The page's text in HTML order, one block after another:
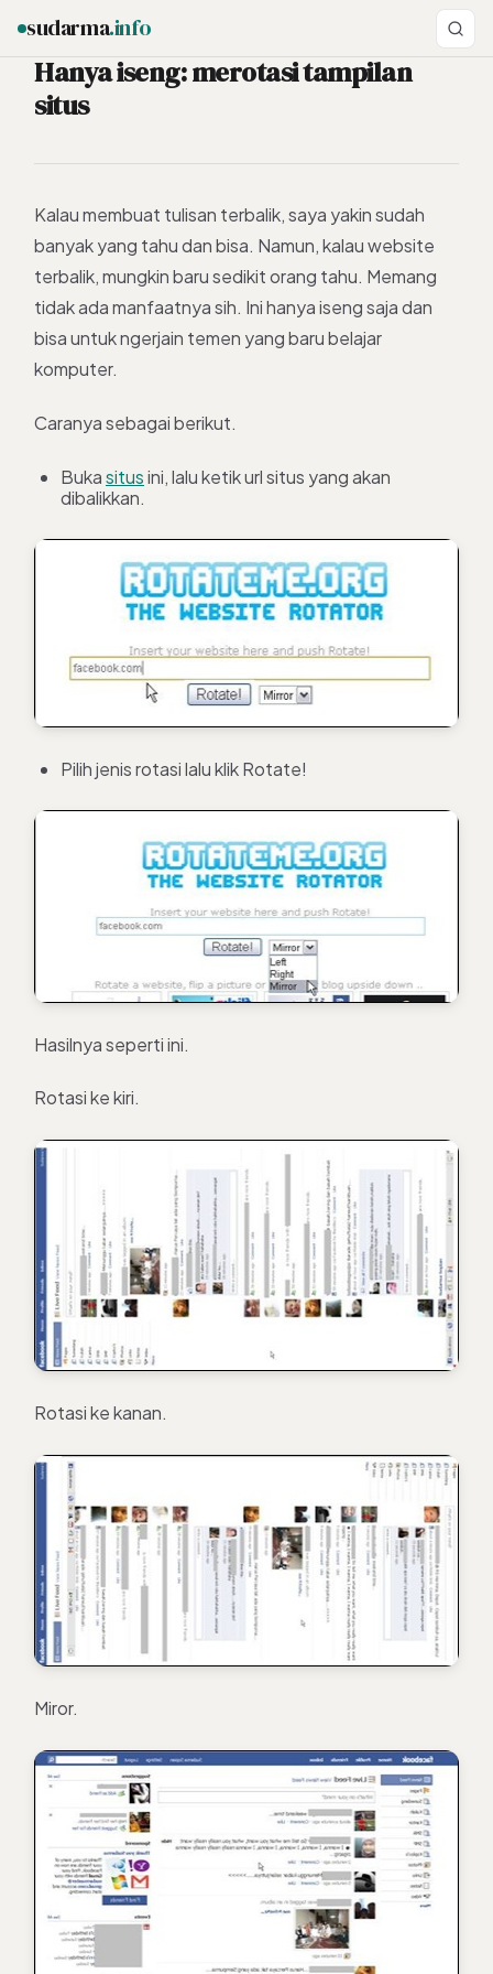
sudarma.info
Hanya iseng: merotasi tampilan
situs
Kalau membuat tulisan terbalik, saya yakin sudah
banyak yang tahu dan bisa. Namun, kalau website
terbalik, mungkin baru sedikit orang tahu. Memang
tidak ada manfaatnya sih. Ini hanya iseng saja dan
bisa untuk ngerjain temen yang baru belajar
komputer.
Caranya sebagai berikut.
Bukasitusini, lalu ketik url situs yang akan
dibalikkan.
Pilih jenis rotasi lalu klik Rotate!
Hasilnya seperti ini.
Rotasi ke kiri.
Rotasi ke kanan.
Miror.